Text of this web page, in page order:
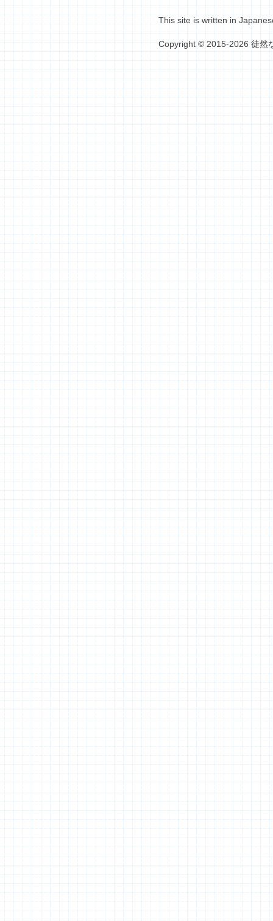
This site is written in
Copyright © 2015-2026 徒然